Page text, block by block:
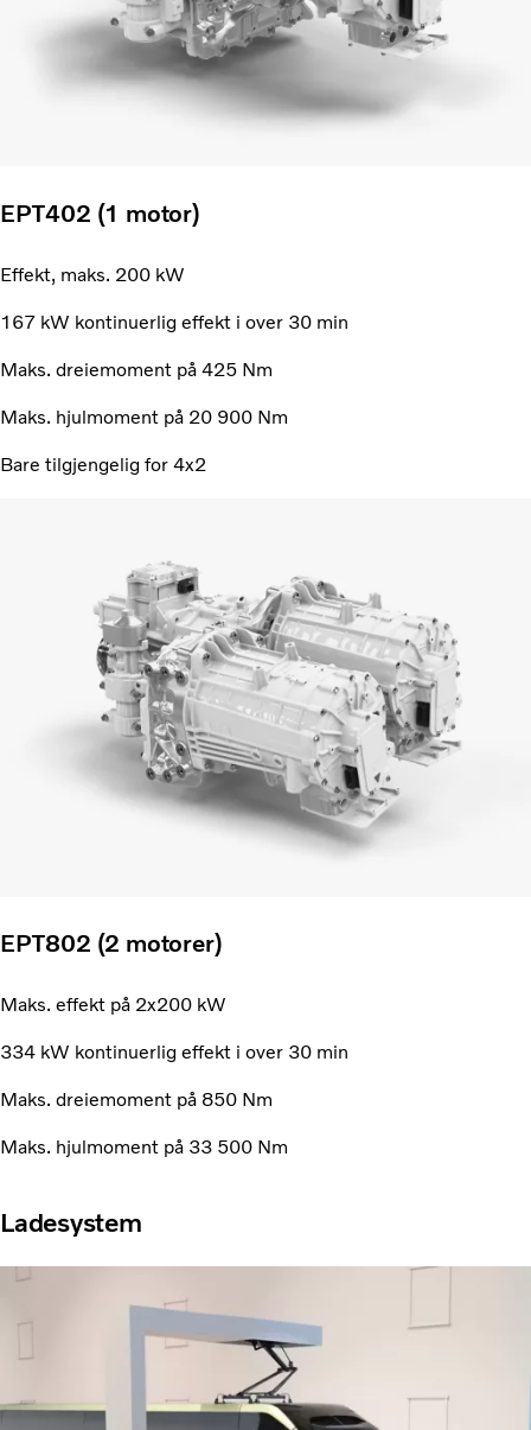
EPT402 (1 motor)
Effekt, maks. 200 kW
167 kW kontinuerlig effekt i over 30 min
Maks. dreiemoment på 425 Nm
Maks. hjulmoment på 20 900 Nm
Bare tilgjengelig for 4x2
EPT802 (2 motorer)
Maks. effekt på 2x200 kW
334 kW kontinuerlig effekt i over 30 min
Maks. dreiemoment på 850 Nm
Maks. hjulmoment på 33 500 Nm
Ladesystem